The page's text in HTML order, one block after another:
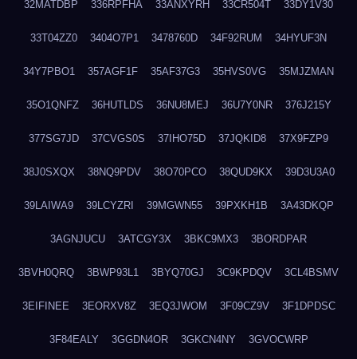
32MATDBP 336RPFHA 33ANXYRH 33CR504T 33DY1V30
33T04ZZ0 3404O7P1 3478760D 34F92RUM 34HYUF3N
34Y7PBO1 357AGF1F 35AF37G3 35HVS0VG 35MJZMAN
35O1QNFZ 36HUTLDS 36NU8MEJ 36U7Y0NR 376J215Y
377SG7JD 37CVGS0S 37IHO75D 37JQKID8 37X9FZP9
38J0SXQX 38NQ9PDV 38O70PCO 38QUD9KX 39D3U3A0
39LAIWA9 39LCYZRI 39MGWN55 39PXKH1B 3A43DKQP
3AGNJUCU 3ATCGY3X 3BKC9MX3 3BORDPAR
3BVH0QRQ 3BWP93L1 3BYQ70GJ 3C9KPDQV 3CL4BSMV
3EIFINEE 3EORXV8Z 3EQ3JWOM 3F09CZ9V 3F1DPDSC
3F84EALY 3GGDN4OR 3GKCN4NY 3GVOCWRP